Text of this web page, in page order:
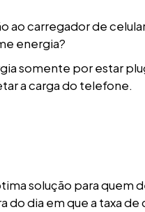
ao carregador de
energia?
somente por estar
a carga do telefone.
solução para quem
do dia em que a taxa